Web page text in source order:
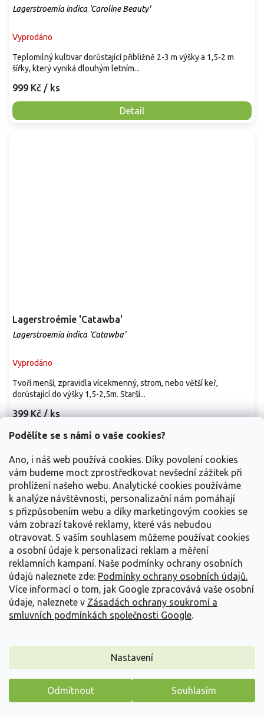
Podělíte se s námi o vaše cookies?
Ano, i náš web používá cookies. Díky povolení cookies
vám budeme moct zprostředkovat nevšední zážitek při
prohlížení našeho webu. Analytické cookies používáme
k analýze návštěvnosti, personalizační nám pomáhají
s přizpůsobením webu a díky marketingovým cookies se
vám zobrazí takové reklamy, které vás nebudou
otravovat. S vaším souhlasem můžeme používat cookies
a osobní údaje k personalizaci reklam a měření
reklamních kampaní. Naše podmínky ochrany osobních
údajů naleznete zde: Podmínky ochrany osobních údajů.
Více informací o tom, jak Google zpracovává vaše osobní
údaje, naleznete v Zásadách ochrany soukromí a
smluvních podmínkách společnosti Google.
Nastavení
Odmítnout Souhlasím
Lagerstroemia indica 'Caroline Beauty'
Vyprodáno
999 Kč / ks
Detail
Teplomilný kultivar dorůstající přibližně 2-3 m výšky a 1,5-2 m
šířky, který vyniká dlouhým letním...
Lagerstroémie 'Catawba'
Lagerstroemia indica 'Catawba'
Vyprodáno
399 Kč/ ks
Detail
Tvoří menší, zpravidla vícekmenný, strom, nebo větší keř,
dorůstající do výšky 1,5-2,5m. Starší...
Lagerstroémie 'Crimson Red'
Lagerstroemia indica 'Crimson Red'
Vyprodáno
Máme pro vás malý dárek